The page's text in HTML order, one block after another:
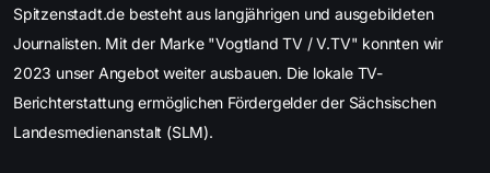
Spitzenstadt.de besteht aus langjährigen und ausgebildeten
Journalisten. Mit der Marke "Vogtland TV / V.TV" konnten wir
2023 unser Angebot weiter ausbauen. Die lokale TV-
Berichterstattung ermöglichen Fördergelder der Sächsischen
Landesmedienanstalt (SLM).